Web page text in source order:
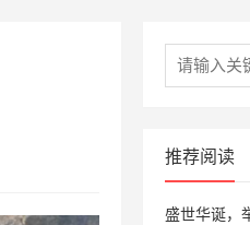
推荐阅读
盛世华诞，